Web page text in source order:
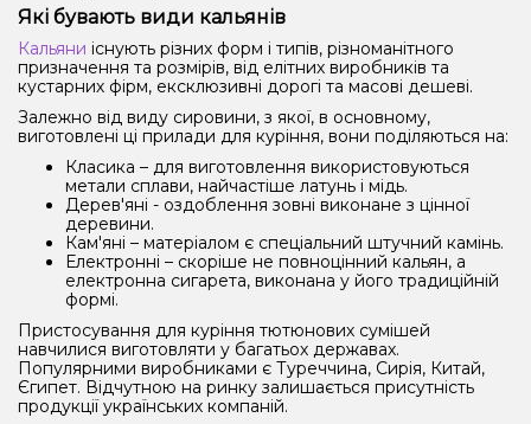
Які бувають види кальянів
Кальяни існують різних форм і типів, різноманітного
призначення та розмірів, від елітних виробників та
кустарних фірм, ексклюзивні дорогі та масові дешеві.
Залежно від виду сировини, з якої, в основному,
виготовлені ці прилади для куріння, вони поділяються на:
Класика – для виготовлення використовуються
метали сплави, найчастіше латунь і мідь.
Дерев'яні - оздоблення зовні виконане з цінної
деревини.
Кам'яні – матеріалом є спеціальний штучний камінь.
Електронні – скоріше не повноцінний кальян, а
електронна сигарета, виконана у його традиційній
формі.
Пристосування для куріння тютюнових сумішей
навчилися виготовляти у багатьох державах.
Популярними виробниками є Туреччина, Сирія, Китай,
Єгипет. Відчутною на ринку залишається присутність
продукції українських компаній.